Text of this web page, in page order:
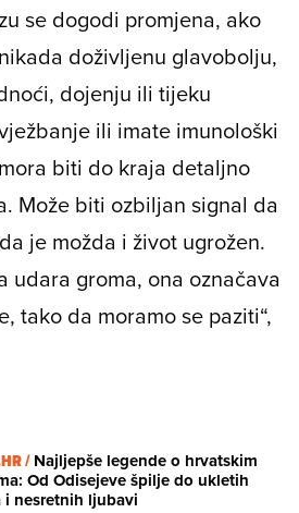
se dogodi promjena, ako
doživljenu glavobolju,
dojenju ili tijeku
ili imate imunološki
biti do kraja detaljno
Može biti ozbiljan signal da
je možda i život ugrožen.
udara groma, ona označava
tako da moramo se paziti“,
/Najljepše legende o hrvatskim
Od Odisejeve špilje do ukletih
i nesretnih ljubavi